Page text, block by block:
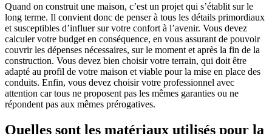
Quand on construit une maison, c’est un projet qui s’établit sur le
long terme. Il convient donc de penser à tous les détails primordiaux
et susceptibles d’influer sur votre confort à l’avenir. Vous devez
calculer votre budget en conséquence, en vous assurant de pouvoir
couvrir les dépenses nécessaires, sur le moment et après la fin de la
construction. Vous devez bien choisir votre terrain, qui doit être
adapté au profil de votre maison et viable pour la mise en place des
conduits. Enfin, vous devez choisir votre professionnel avec
attention car tous ne proposent pas les mêmes garanties ou ne
répondent pas aux mêmes prérogatives.
Quelles sont les matériaux utilisés pour la